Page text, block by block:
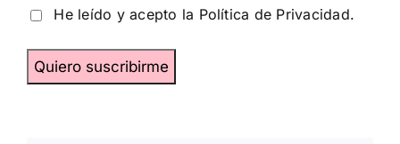
He leído y acepto la Política de Privacidad.